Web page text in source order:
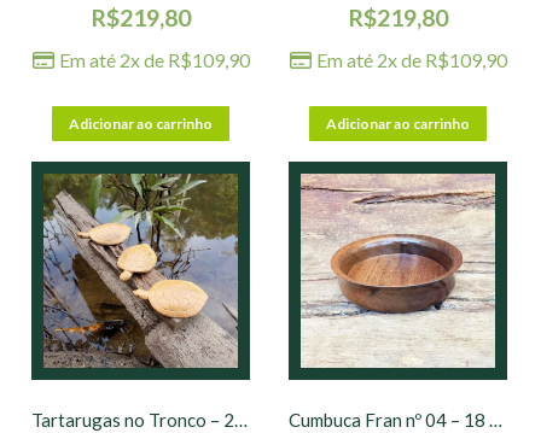
R$219,80
Em até 2x de R$109,90
Adicionar ao carrinho
R$219,80
Em até 2x de R$109,90
Adicionar ao carrinho
Tartarugas no Tronco – 20 x 7 cm Cumbuca Fran nº 04 – 18 x 4 cm